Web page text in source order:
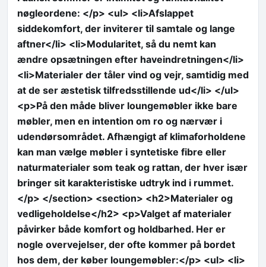
nøgleordene: </p> <ul> <li>Afslappet
siddekomfort, der inviterer til samtale og lange
aftner</li> <li>Modularitet, så du nemt kan
ændre opsætningen efter haveindretningen</li>
<li>Materialer der tåler vind og vejr, samtidig med
at de ser æstetisk tilfredsstillende ud</li> </ul>
<p>På den måde bliver loungemøbler ikke bare
møbler, men en intention om ro og nærvær i
udendørsområdet. Afhængigt af klimaforholdene
kan man vælge møbler i syntetiske fibre eller
naturmaterialer som teak og rattan, der hver især
bringer sit karakteristiske udtryk ind i rummet.
</p> </section> <section> <h2>Materialer og
vedligeholdelse</h2> <p>Valget af materialer
påvirker både komfort og holdbarhed. Her er
nogle overvejelser, der ofte kommer på bordet
hos dem, der køber loungemøbler:</p> <ul> <li>